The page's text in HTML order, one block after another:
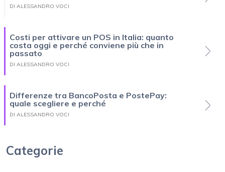
DI ALESSANDRO VOCI
Costi per attivare un POS in Italia: quanto
costa oggi e perché conviene più che in
passato
DI ALESSANDRO VOCI
Differenze tra BancoPosta e PostePay:
quale scegliere e perché
DI ALESSANDRO VOCI
Categorie